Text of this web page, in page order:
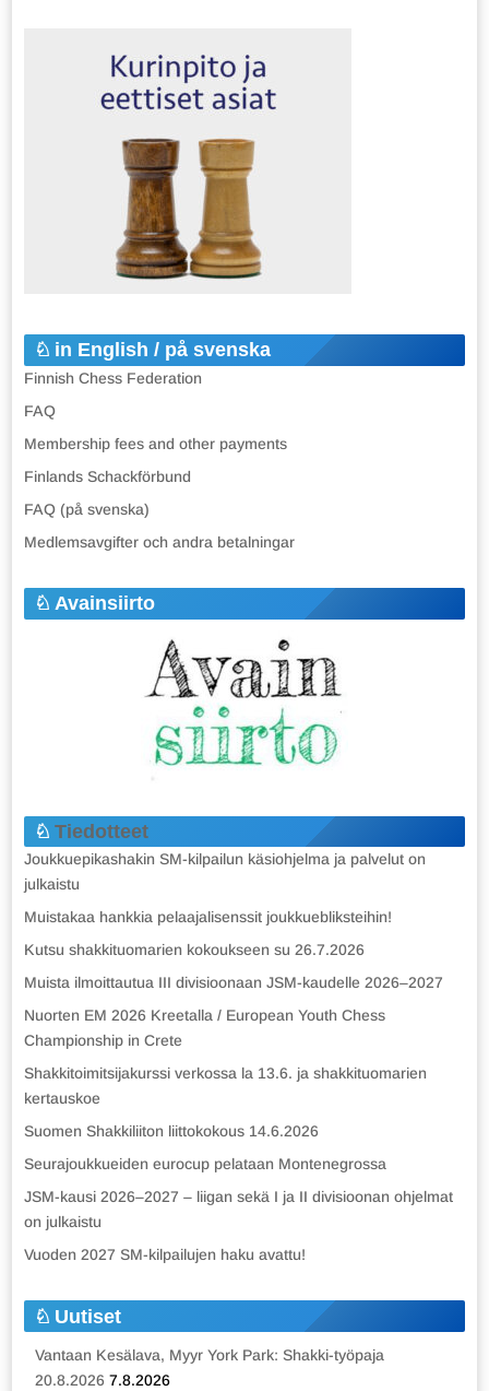
in English / på svenska
Finnish Chess Federation
FAQ
Membership fees and other payments
Finlands Schackförbund
FAQ (på svenska)
Medlemsavgifter och andra betalningar
Avainsiirto
Tiedotteet
Joukkuepikashakin SM-kilpailun käsiohjelma ja palvelut on
julkaistu
Muistakaa hankkia pelaajalisenssit joukkuebliksteihin!
Kutsu shakkituomarien kokoukseen su 26.7.2026
Muista ilmoittautua III divisioonaan JSM-kaudelle 2026–2027
Nuorten EM 2026 Kreetalla / European Youth Chess
Championship in Crete
Shakkitoimitsijakurssi verkossa la 13.6. ja shakkituomarien
kertauskoe
Suomen Shakkiliiton liittokokous 14.6.2026
Seurajoukkueiden eurocup pelataan Montenegrossa
JSM-kausi 2026–2027 – liigan sekä I ja II divisioonan ohjelmat
on julkaistu
Vuoden 2027 SM-kilpailujen haku avattu!
Uutiset
Vantaan Kesälava, Myyr York Park: Shakki-työpaja
20.8.2026 7.8.2026